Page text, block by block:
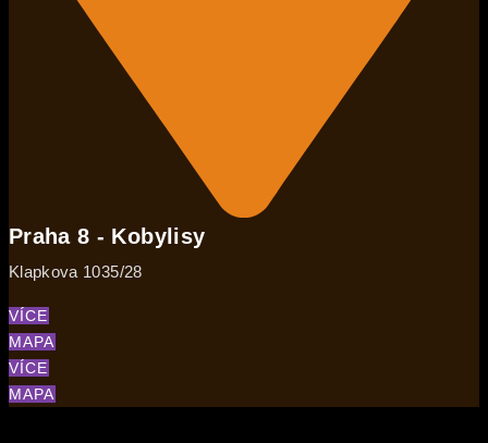
Praha 8 - Kobylisy
Klapkova 1035/28
VÍCE
MAPA
VÍCE
MAPA